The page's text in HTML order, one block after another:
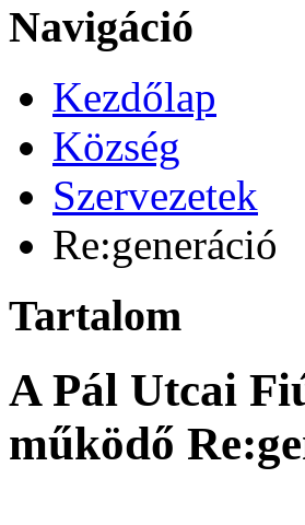
Navigáció
Kezdőlap
Község
Szervezetek
Re:generáció
Tartalom
A Pál Utcai
működő